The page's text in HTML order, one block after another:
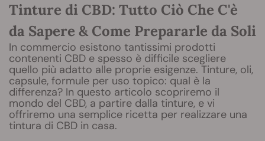
Tinture di CBD: Tutto Ciò Che C'è
da Sapere & Come Prepararle da Soli
In commercio esistono tantissimi prodotti
contenenti CBD e spesso è difficile scegliere
quello più adatto alle proprie esigenze. Tinture, oli,
capsule, formule per uso topico: qual è la
differenza? In questo articolo scopriremo il
mondo del CBD, a partire dalla tinture, e vi
offriremo una semplice ricetta per realizzare una
tintura di CBD in casa.